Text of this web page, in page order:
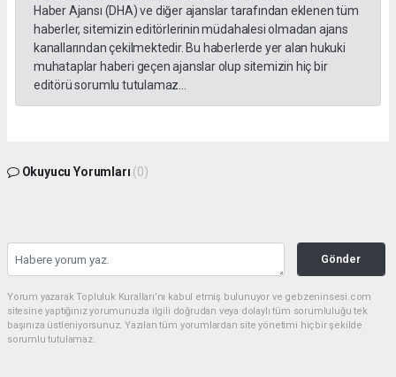
Haber Ajansı (DHA) ve diğer ajanslar tarafından eklenen tüm
haberler, sitemizin editörlerinin müdahalesi olmadan ajans
kanallarından çekilmektedir. Bu haberlerde yer alan hukuki
muhataplar haberi geçen ajanslar olup sitemizin hiç bir
editörü sorumlu tutulamaz...
Okuyucu Yorumları (0)
Gönder
Yorum yazarak Topluluk Kuralları’nı kabul etmiş bulunuyor ve gebzeninsesi.com
sitesine yaptığınız yorumunuzla ilgili doğrudan veya dolaylı tüm sorumluluğu tek
başınıza üstleniyorsunuz. Yazılan tüm yorumlardan site yönetimi hiçbir şekilde
sorumlu tutulamaz.